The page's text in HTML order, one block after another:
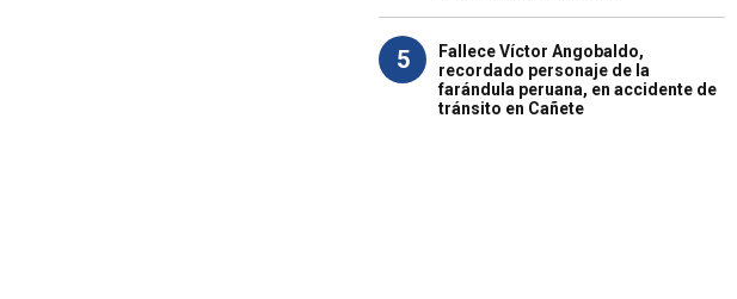
5
Fallece Víctor Angobaldo,
recordado personaje de la
farándula peruana, en accidente de
tránsito en Cañete